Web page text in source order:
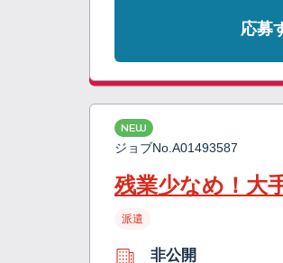
応募
NEW
ジョブNo. A01493587
残業少なめ！大
派遣
非公開